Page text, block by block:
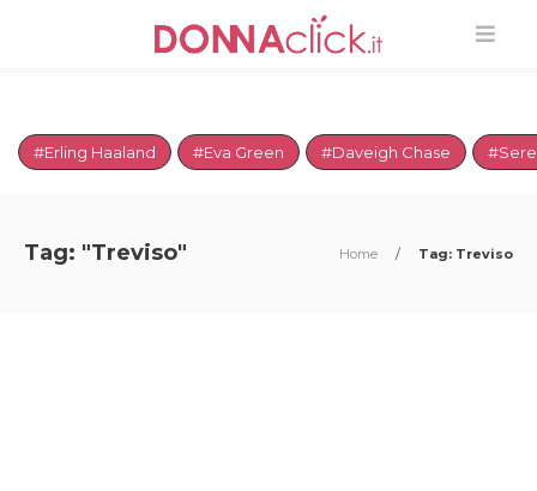
#Erling Haaland #Eva Green #Daveigh Chase
Tag: "Treviso" Home / Tag: Treviso